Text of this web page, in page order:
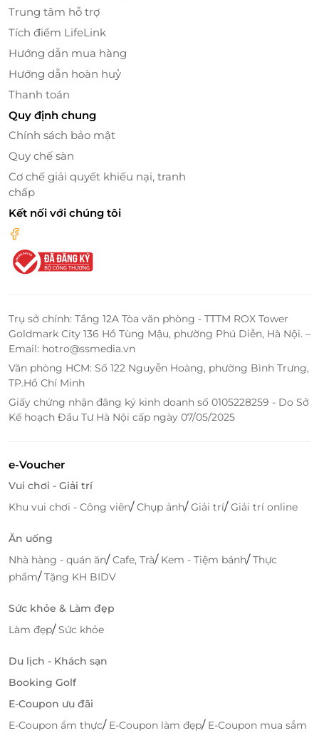
Trung tâm hỗ trợ
Tích điểm LifeLink
Hướng dẫn mua hàng
Hướng dẫn hoàn huỷ
Thanh toán
Quy định chung
Chính sách bảo mật
Quy chế sàn
Cơ chế giải quyết khiếu nại, tranh
chấp
Kết nối với chúng tôi
Trụ sở chính: Tầng 12A Tòa văn phòng - TTTM ROX Tower
Goldmark City 136 Hồ Tùng Mậu, phường Phú Diễn, Hà Nội. –
Email: hotro@ssmedia.vn
Văn phòng HCM: Số 122 Nguyễn Hoàng, phường Bình Trưng,
TP.Hồ Chí Minh
Giấy chứng nhận đăng ký kinh doanh số 0105228259 - Do Sở
Kế hoạch Đầu Tư Hà Nội cấp ngày 07/05/2025
e-Voucher
Vui chơi - Giải trí
Khu vui chơi - Công viên/Chụp ảnh/Giải trí/Giải trí online
Ăn uống
Nhà hàng - quán ăn/Cafe, Trà/ Kem - Tiệm bánh/Thực
phẩm/Tặng KH BIDV
Sức khỏe & Làm đẹp
Làm đẹp/Sức khỏe
Du lịch - Khách sạn
Booking Golf
E-Coupon ưu đãi
E-Coupon ẩm thực/ E-Coupon làm đẹp/ E-Coupon mua sắm